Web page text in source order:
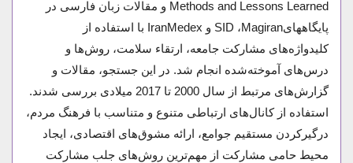
Methods and Lessons Learned و مقالات زبان فارسی در
پایگاههایSID ،Magiran و IranMedex با استفاده از
کلیدواژه‌های مشارکت جامعه، ارتقاء سلامت، روش‌ها و
درس‌های آموخته‌شده انجام شد. در این جستجو، مقالات و
گزارش‌های مرتبط از سال 2000 تا 2017 میلادی بررسی شدند.
استفاده از کانال‌های ارتباطی متنوع و متناسب با فرهنگ مردم،
درگیرکردن مستقیم جوامع، ارائه مشوق‌های اقتصادی، ایجاد
محیط حامی مشارکت از مهم‌ترین روش‌های جلب مشارکت